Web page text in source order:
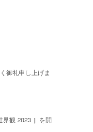
御礼申し上げま
界観 2023 ］を開